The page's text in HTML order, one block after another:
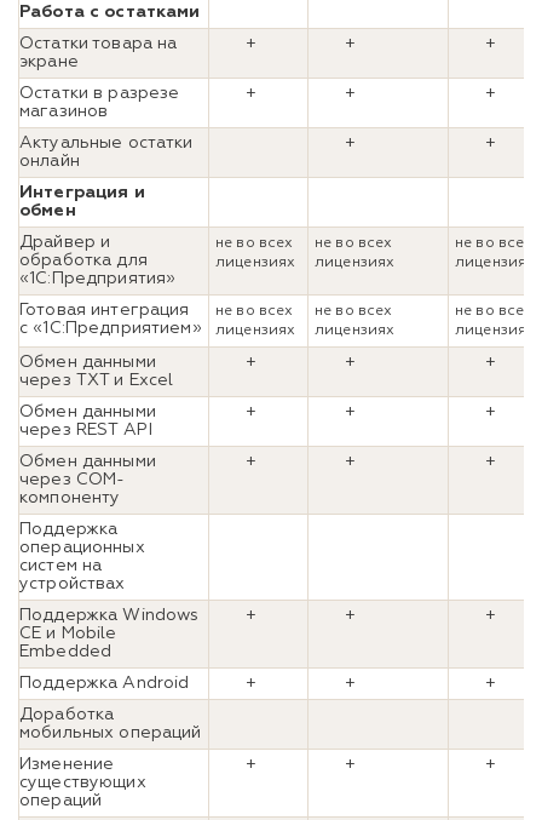
Работа с остатками
Остатки товара на
экране
+ + +
Остатки в разрезе
магазинов
+ + +
Актуальные остатки
онлайн
+ +
Интеграция и
обмен
Драйвер и
обработка для
«1С:Предприятия»
не во всех
лицензиях
не во всех
лицензиях
не во всех
лицензиях
Готовая интеграция
с «1С:Предприятием»
не во всех
лицензиях
не во всех
лицензиях
не во всех
лицензиях
Обмен данными
через TXT и Excel
+ + +
Обмен данными
через REST API
+ + +
Обмен данными
через COM-
компоненту
+ + +
Поддержка
операционных
систем на
устройствах
Поддержка Windows
CE и Mobile
Embedded
+ + +
Поддержка Android + +
+
Доработка
мобильных операций
Изменение
существующих
операций
+ + +